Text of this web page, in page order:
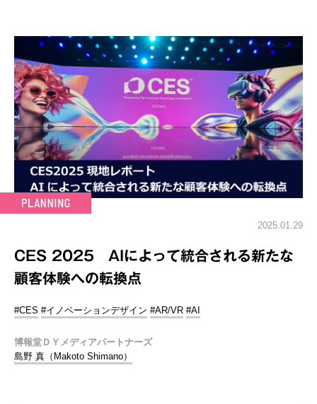
2025.01.29
CES 2025 AIによって統合される新たな
顧客体験への転換点
#CES #イノベーションデザイン #AR/VR #AI
博報堂ＤＹメディアパートナーズ
島野 真（Makoto Shimano）